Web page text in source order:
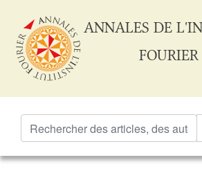
ANNALES DE
FOURIER